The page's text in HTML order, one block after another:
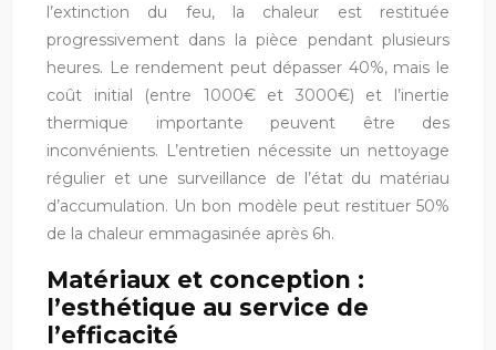
l’extinction du feu, la chaleur est restituée
progressivement dans la pièce pendant plusieurs
heures. Le rendement peut dépasser 40%, mais le
coût initial (entre 1000€ et 3000€) et l’inertie
thermique importante peuvent être des
inconvénients. L’entretien nécessite un nettoyage
régulier et une surveillance de l’état du matériau
d’accumulation. Un bon modèle peut restituer 50%
de la chaleur emmagasinée après 6h.
Matériaux et conception :
l’esthétique au service de
l’efficacité